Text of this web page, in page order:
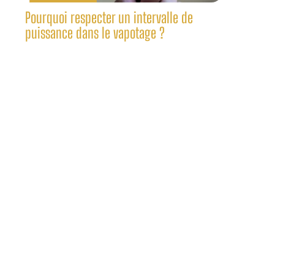
Pourquoi respecter un intervalle de
puissance dans le vapotage ?